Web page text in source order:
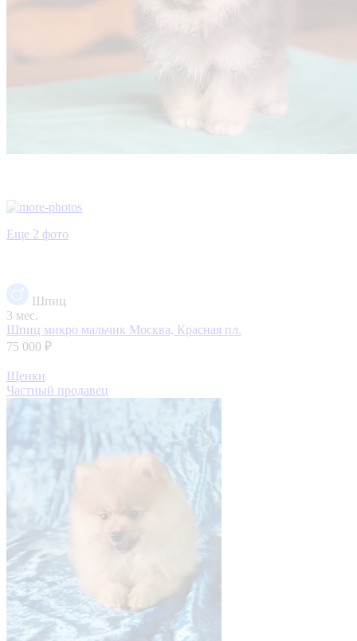
Еще 2 фото
Шпиц
3 мес.
Шпиц микро мальчик Москва, Красная пл.
75 000 ₽
Щенки
Частный продавец